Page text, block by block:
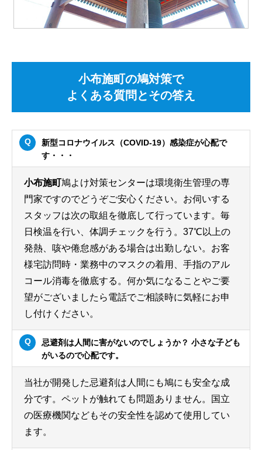
小布施町の鳩対策で
よくある質問とその答え
新型コロナウイルス（COVID-19）感染症が心配で
す・・・
小布施町鳩よけ対策センターは環境衛生管理の専
門家ですのでどうぞご安心ください。お伺いする
スタッフは次の取組を徹底して行っています。毎
日検温を行い、体調チェックを行う。37℃以上の
発熱、咳や倦怠感がある場合は出勤しない。お客
様宅訪問時・業務中のマスクの着用、手指のアル
コール消毒を徹底する。何か気になることやご要
望がございましたら電話でご相談時に気軽にお申
し付けください。
忌避剤は人間に害がないのでしょうか？ 小さな子ども
がいるので心配です。
当社が開発した忌避剤は人間にも鳩にも安全な成
分です。ペットが触れても問題ありません。国立
の医療機関などもその安全性を認めて使用してい
ます。